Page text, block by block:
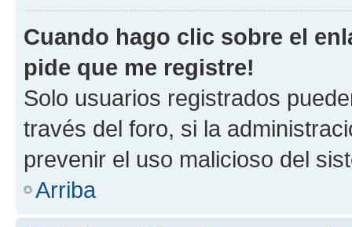
Cuando hago clic sobre el
pide que me registre!
Solo usuarios registrados
través del foro, si la
prevenir el uso malicioso del
Arriba